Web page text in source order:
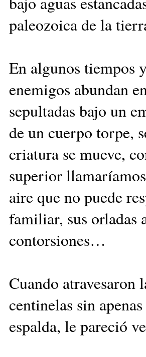
paleozoica de la
En algunos tiempos
enemigos abundan
sepultadas bajo un
de un cuerpo torpe,
criatura se mueve,
superior
aire que no puede
familiar, sus orladas
contorsiones…
Cuando atravesaron
centinelas sin
espalda, le pareció